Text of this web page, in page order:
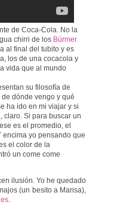
de Coca-Cola. No la
chirri de los Búrmer
al final del tubito y es
los de una cocacola y
vida que al mundo
su filosofía de
dónde vengo y qué
ha ido en mi viajar y si
claro. Si para buscar un
es el promedio, el
encima yo pensando que
el color de la
un come come
ilusión. Yo he quedado
(un besito a Marisa),
.